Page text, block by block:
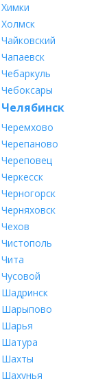
Химки
Холмск
Чайковский
Чапаевск
Чебаркуль
Чебоксары
Челябинск
Черемхово
Черепаново
Череповец
Черкесск
Черногорск
Черняховск
Чехов
Чистополь
Чита
Чусовой
Шадринск
Шарыпово
Шарья
Шатура
Шахты
Шахунья